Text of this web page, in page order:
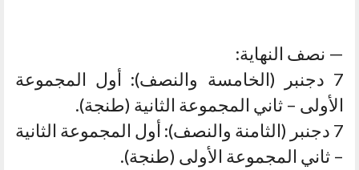
— نصف النهاية:
7 دجنبر (الخامسة والنصف): أول المجموعة
الأولى – ثاني المجموعة الثانية (طنجة).
7 دجنبر (الثامنة والنصف): أول المجموعة الثانية
– ثاني المجموعة الأولى (طنجة).